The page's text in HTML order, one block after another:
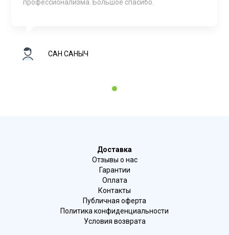
профессионализма. Большое спасибо.
САН САНЫЧ
1
Доставка
Отзывы о нас
Гарантии
Оплата
Контакты
Публичная оферта
Политика конфиденциальности
Условия возврата